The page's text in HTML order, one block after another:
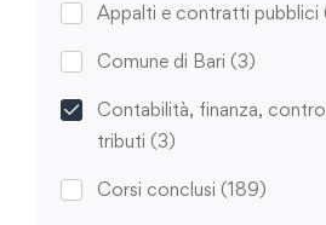
Appalti e contratti pubblici
Comune di Bari (3)
Contabilità, finanza,
tributi (3)
Corsi conclusi (189)